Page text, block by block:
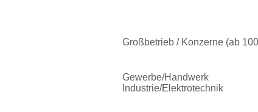
Großbetrieb / Konzerne (ab
Gewerbe/Handwerk
Industrie/Elektrotechnik